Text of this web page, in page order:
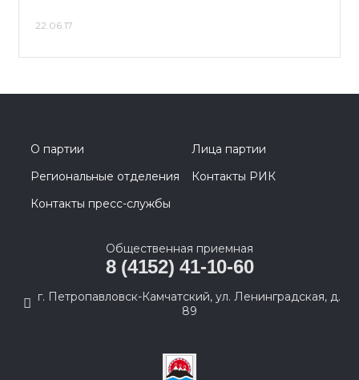
22.06.17
О партии
Лица партии
Региональные отделения
Контакты РИК
Контакты пресс-службы
Общественная приемная
8 (4152) 41-10-60
г. Петропавловск-Камчатский, ул. Ленинградская, д.
89